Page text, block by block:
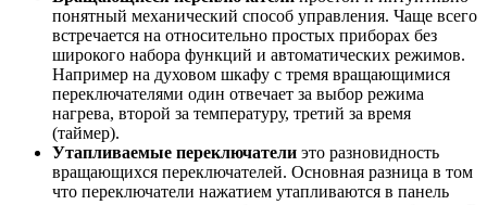
понятный механический способ управления. Чаще всего
встречается на относительно простых приборах без
широкого набора функций и автоматических режимов.
Например на духовом шкафу с тремя вращающимися
переключателями один отвечает за выбор режима
нагрева, второй за температуру, третий за время
(таймер).
Утапливаемые переключатели это разновидность
вращающихся переключателей. Основная разница в том
что переключатели нажатием утапливаются в панель